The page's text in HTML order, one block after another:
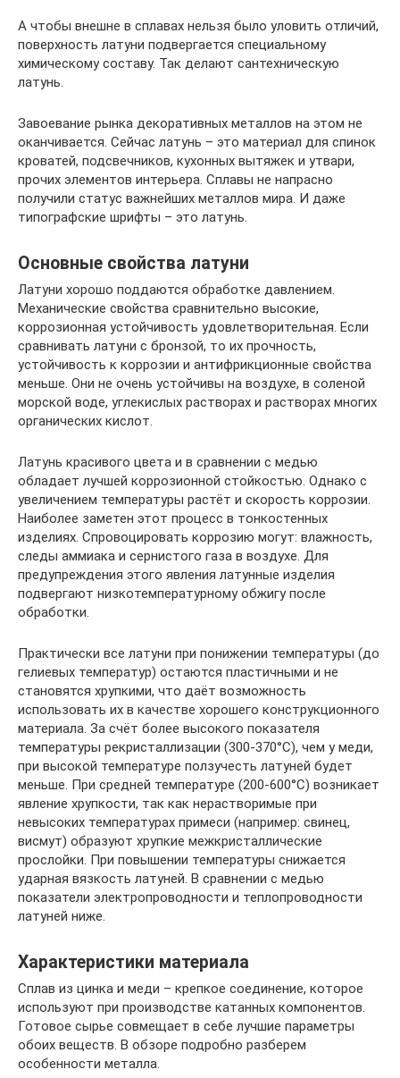
А чтобы внешне в сплавах нельзя было уловить отличий,
поверхность латуни подвергается специальному
химическому составу. Так делают сантехническую
латунь.
Завоевание рынка декоративных металлов на этом не
оканчивается. Сейчас латунь – это материал для спинок
кроватей, подсвечников, кухонных вытяжек и утвари,
прочих элементов интерьера. Сплавы не напрасно
получили статус важнейших металлов мира. И даже
типографские шрифты – это латунь.
Основные свойства латуни
Латуни хорошо поддаются обработке давлением.
Механические свойства сравнительно высокие,
коррозионная устойчивость удовлетворительная. Если
сравнивать латуни с бронзой, то их прочность,
устойчивость к коррозии и антифрикционные свойства
меньше. Они не очень устойчивы на воздухе, в соленой
морской воде, углекислых растворах и растворах многих
органических кислот.
Латунь красивого цвета и в сравнении с медью
обладает лучшей коррозионной стойкостью. Однако с
увеличением температуры растёт и скорость коррозии.
Наиболее заметен этот процесс в тонкостенных
изделиях. Спровоцировать коррозию могут: влажность,
следы аммиака и сернистого газа в воздухе. Для
предупреждения этого явления латунные изделия
подвергают низкотемпературному обжигу после
обработки.
Практически все латуни при понижении температуры (до
гелиевых температур) остаются пластичными и не
становятся хрупкими, что даёт возможность
использовать их в качестве хорошего конструкционного
материала. За счёт более высокого показателя
температуры рекристаллизации (300-370°С), чем у меди,
при высокой температуре ползучесть латуней будет
меньше. При средней температуре (200-600°С) возникает
явление хрупкости, так как нерастворимые при
невысоких температурах примеси (например: свинец,
висмут) образуют хрупкие межкристаллические
прослойки. При повышении температуры снижается
ударная вязкость латуней. В сравнении с медью
показатели электропроводности и теплопроводности
латуней ниже.
Характеристики материала
Сплав из цинка и меди – крепкое соединение, которое
используют при производстве катанных компонентов.
Готовое сырье совмещает в себе лучшие параметры
обоих веществ. В обзоре подробно разберем
особенности металла.